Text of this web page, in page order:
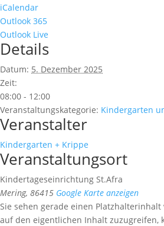
iCalendar
Outlook 365
Outlook Live
Details
Datum: 5. Dezember 2025
Zeit:
08:00 - 12:00
Veranstaltungskategorie: Kindergarten
Veranstalter
Kindergarten + Krippe
Veranstaltungsort
Kindertageseinrichtung St.Afra
Mering, 86415 Google Karte anzeigen
Sie sehen gerade einen Platzhalterinhalt
auf den eigentlichen Inhalt zuzugreifen,